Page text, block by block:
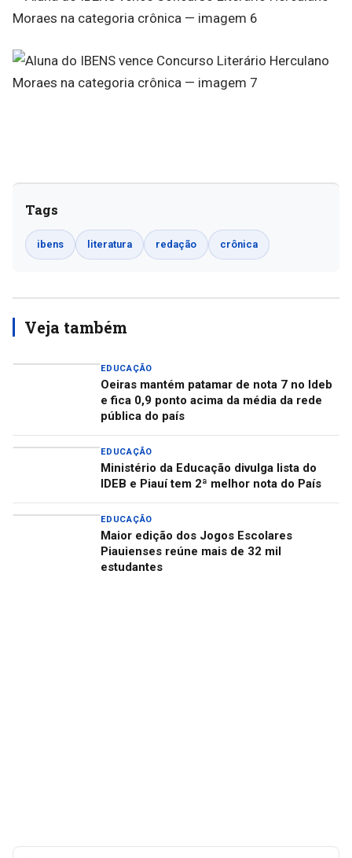
Tags
ibens literatura redação crônica
Veja também
EDUCAÇÃO
Oeiras mantém patamar de nota 7 no Ideb
e fica 0,9 ponto acima da média da rede
pública do país
EDUCAÇÃO
Ministério da Educação divulga lista do
IDEB e Piauí tem 2ª melhor nota do País
EDUCAÇÃO
Maior edição dos Jogos Escolares
Piauienses reúne mais de 32 mil
estudantes